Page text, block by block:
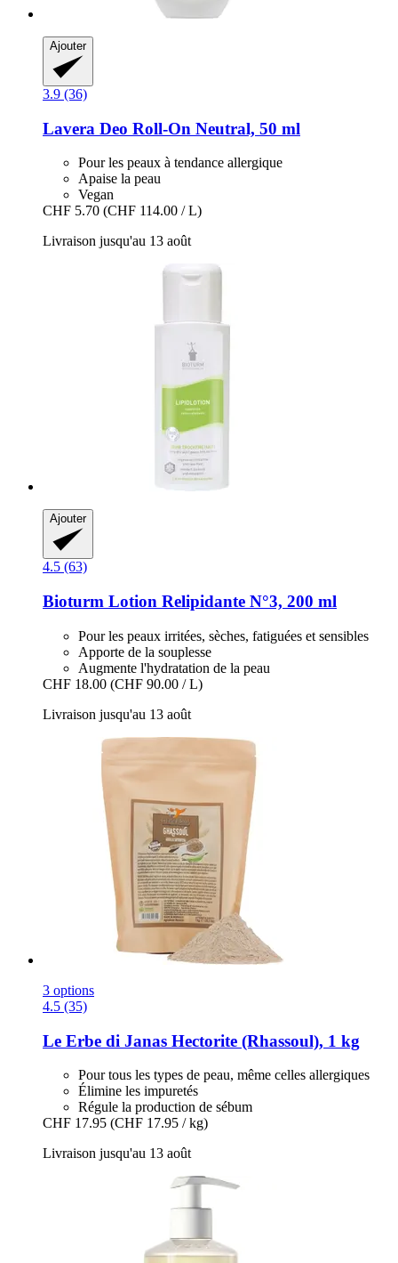
Ajouter
3.9 (36)
Lavera Deo Roll-​On Neutral, 50 ml
Pour les peaux à tendance allergique
Apaise la peau
Vegan
CHF 5.70 (CHF 114.00 / L)
Livraison jusqu'au 13 août
Ajouter
4.5 (63)
Bioturm Lotion Relipidante N°3, 200 ml
Pour les peaux irritées, sèches, fatiguées et sensibles
Apporte de la souplesse
Augmente l'hydratation de la peau
CHF 18.00 (CHF 90.00 / L)
Livraison jusqu'au 13 août
3 options
4.5 (35)
Le Erbe di Janas Hectorite (Rhassoul), 1 kg
Pour tous les types de peau, même celles allergiques
Élimine les impuretés
Régule la production de sébum
CHF 17.95 (CHF 17.95 / kg)
Livraison jusqu'au 13 août